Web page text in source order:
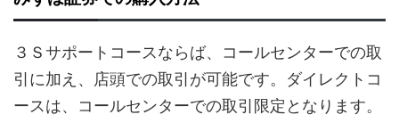
３Ｓサポートコースならば、コールセンターでの取
引に加え、店頭での取引が可能です。ダイレクトコ
ースは、コールセンターでの取引限定となります。